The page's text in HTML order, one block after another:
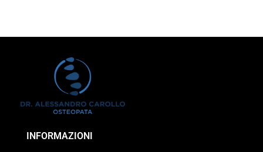
INFORMAZIONI